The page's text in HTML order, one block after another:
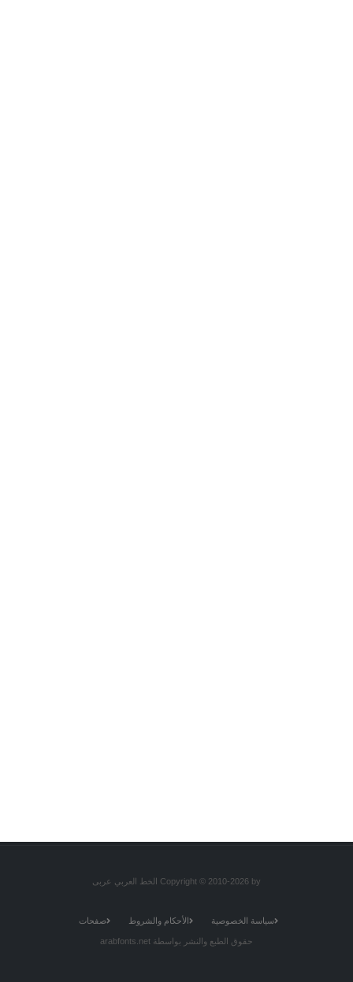
Copyright © 2010-2026 by الخط العربي عربى
سياسة الخصوصية الأحكام والشروط صفحات
حقوق الطبع والنشر بواسطة arabfonts.net